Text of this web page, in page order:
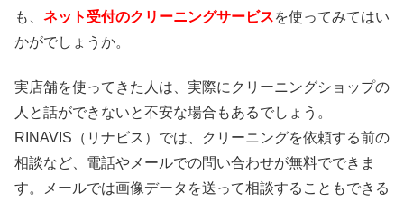
も、 ネット受付のクリーニングサービスを使ってみてはい
かがでしょうか。
実店舗を使ってきた人は、実際にクリーニングショップの
人と話ができないと不安な場合もあるでしょう。
RINAVIS（リナビス）では、クリーニングを依頼する前の
相談など、電話やメールでの問い合わせが無料でできま
す。メールでは画像データを送って相談することもできる